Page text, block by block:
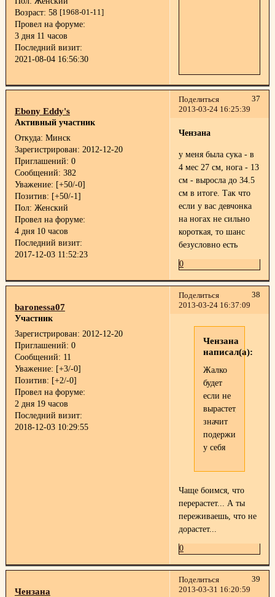
Возраст: 58 [1968-01-11]
Провел на форуме:
3 дня 11 часов
Последний визит:
2021-08-04 16:56:30
Поделиться
37
2013-03-24 16:25:39
Ebony Eddy's
Активный участник
Откуда: Минск
Зарегистрирован: 2012-12-20
Приглашений: 0
Сообщений: 382
Уважение: [+50/-0]
Позитив: [+50/-1]
Пол: Женский
Провел на форуме:
4 дня 10 часов
Последний визит:
2017-12-03 11:52:23
Чензана
у меня была сука - в
4 мес 27 см, нога - 13
см - выросла до 34.5
см в итоге. Так что
если у вас девчонка
на ногах не сильно
короткая, то шанс
безусловно есть
0
Поделиться
38
2013-03-24 16:37:09
baronessa07
Участник
Зарегистрирован: 2012-12-20
Приглашений: 0
Сообщений: 11
Уважение: [+3/-0]
Позитив: [+2/-0]
Провел на форуме:
2 дня 19 часов
Последний визит:
2018-12-03 10:29:55
Чензана
написал(а):
Жалко
будет
если не
вырастет,пока
значит
подержим
у себя
Чаще боимся, что
перерастет... А ты
переживаешь, что не
дорастет...
0
Поделиться
39
2013-03-31 16:20:59
Чензана